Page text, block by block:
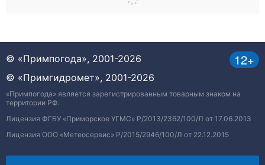
12+
© «Примпогода», 2001-2026
© «Примгидромет», 2001-2026
«Примпогода» является зарегистрированным товарным знаком на
территории РФ.
Лицензия ФГБУ «Приморское УГМС» Р/2013/2362/100/Л от 17.06.2013
Лицензия ООО «Метеосервис» Р/2015/2946/100/Л от 22.12.2015